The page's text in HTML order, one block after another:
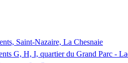
Saint-Nazaire, La Chesnaie
G, H, I, quartier du Grand Parc -